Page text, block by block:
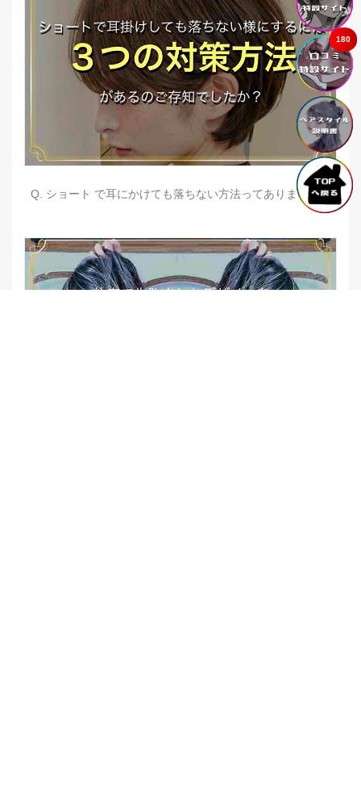
Q. ショート で耳にかけても落ちない方法ってありますか？
180